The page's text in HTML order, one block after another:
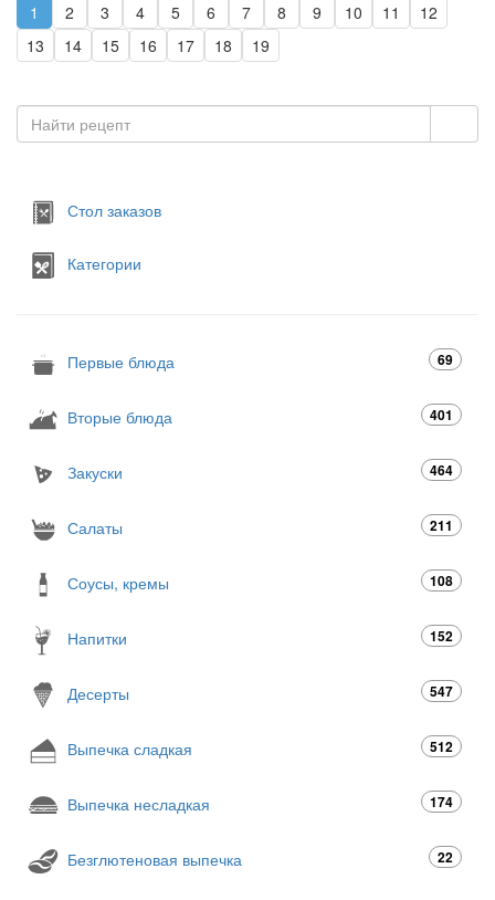
1 2 3 4 5 6 7 8 9 10 11
12
13
14 15 16 17 18 19
Стол заказов
Категории
Первые блюда 69
Вторые блюда 401
Закуски 464
Салаты 211
Соусы, кремы 108
Напитки 152
Десерты 547
Выпечка сладкая 512
Выпечка несладкая 174
Безглютеновая выпечка 22